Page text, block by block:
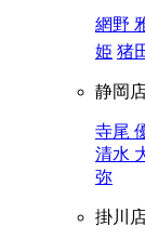
網野
姫 猪
静岡
寺尾
清水
弥
掛川